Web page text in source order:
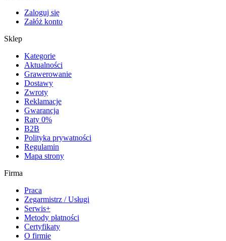
Zaloguj się
Załóż konto
Sklep
Kategorie
Aktualności
Grawerowanie
Dostawy
Zwroty
Reklamacje
Gwarancja
Raty 0%
B2B
Polityka prywatności
Regulamin
Mapa strony
Firma
Praca
Zegarmistrz / Usługi
Serwis+
Metody płatności
Certyfikaty
O firmie